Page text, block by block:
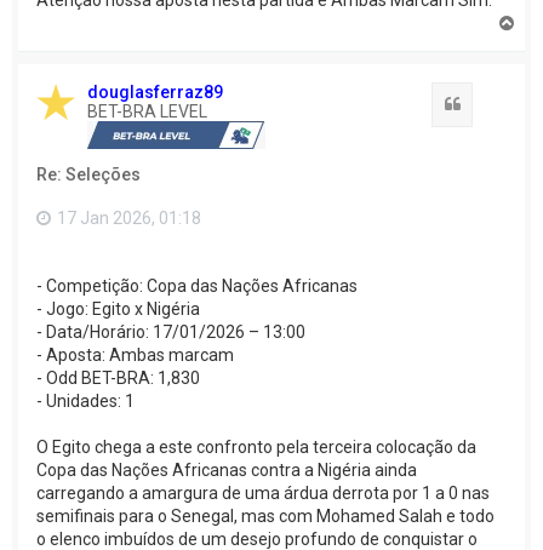
douglasferraz89
BET-BRA LEVEL
Re: Seleções
17 Jan 2026, 01:18
- Competição: Copa das Nações Africanas
- Jogo: Egito x Nigéria
- Data/Horário: 17/01/2026 – 13:00
- Aposta: Ambas marcam
- Odd BET-BRA: 1,830
- Unidades: 1
O Egito chega a este confronto pela terceira colocação da
Copa das Nações Africanas contra a Nigéria ainda
carregando a amargura de uma árdua derrota por 1 a 0 nas
semifinais para o Senegal, mas com Mohamed Salah e todo
o elenco imbuídos de um desejo profundo de conquistar o